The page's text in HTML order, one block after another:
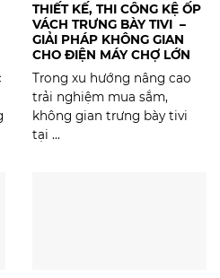
THIẾT KẾ, THI CÔNG KỆ ỐP
VÁCH TRƯNG BÀY TIVI –
GIẢI PHÁP KHÔNG GIAN
CHO ĐIỆN MÁY CHỢ LỚN
Trong xu hướng nâng cao
trải nghiệm mua sắm,
không gian trưng bày tivi
tại ...